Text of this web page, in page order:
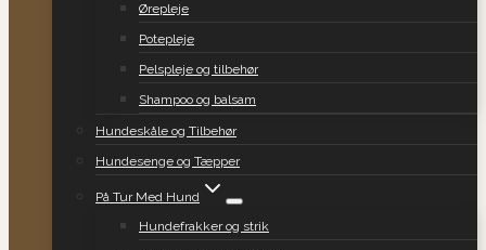
Ørepleje
Potepleje
Pelspleje og tilbehør
Shampoo og balsam
Hundeskåle og Tilbehør
Hundesenge og Tæpper
På Tur Med Hund
Hundefrakker og strik